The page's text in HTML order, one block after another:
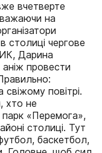
вчетверте
на
столиці чергове
Дарина
провести
повітрі.
хто не
парк «Перемога»,
столиці. Тут
баскетбол,